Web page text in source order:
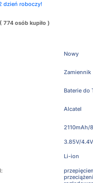
dzień roboczy!
( 774 osób kupiło )
Nowy
Zamiennik
Baterie do
Alcatel
2110mAh/
3.85V/4.4V
Li-ion